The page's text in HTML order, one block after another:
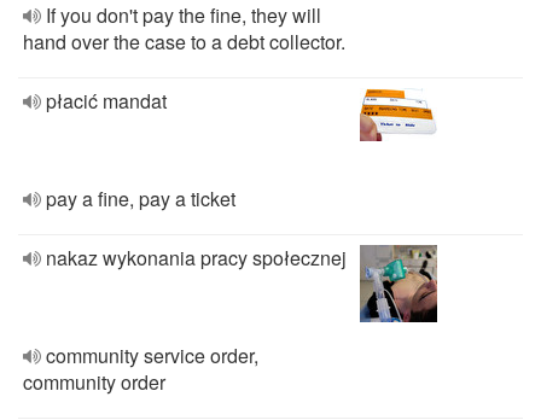
If you don't pay the fine, they will
hand over the case to a debt collector.
płacić mandat
pay a fine, pay a ticket
nakaz wykonania pracy społecznej
community service order,
community order